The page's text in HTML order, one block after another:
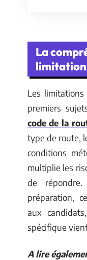
La
Les
premiers
code de la
type de route,
conditions
multiplie les
de
préparation,
aux
spécifique
A lire